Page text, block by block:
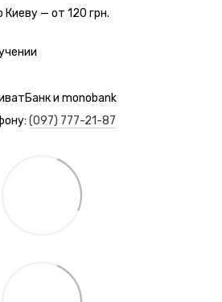
Киеву — от 120 грн.
и monobank
(097) 777-21-87